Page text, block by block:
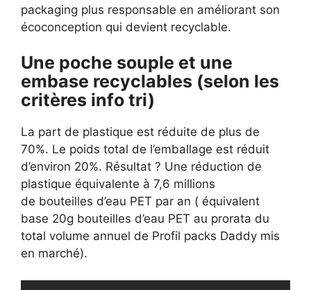
packaging plus responsable en améliorant son
écoconception qui devient recyclable.
Une poche souple et une
embase recyclables (selon les
critères info tri)
La part de plastique est réduite de plus de
70%. Le poids total de l’emballage est réduit
d’environ 20%. Résultat ? Une réduction de
plastique équivalente à 7,6 millions
de bouteilles d’eau PET par an ( équivalent
base 20g bouteilles d’eau PET au prorata du
total volume annuel de Profil packs Daddy mis
en marché).